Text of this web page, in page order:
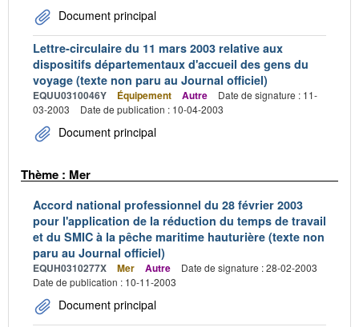
Document principal
Lettre-circulaire du 11 mars 2003 relative aux
dispositifs départementaux d'accueil des gens du
voyage (texte non paru au Journal officiel)
EQUU0310046Y Équipement Autre
Date de signature : 11-
03-2003
Date de publication : 10-04-2003
Document principal
Thème : Mer
Accord national professionnel du 28 février 2003
pour l'application de la réduction du temps de travail
et du SMIC à la pêche maritime hauturière (texte non
paru au Journal officiel)
EQUH0310277X Mer Autre
Date de signature : 28-02-2003
Date de publication : 10-11-2003
Document principal